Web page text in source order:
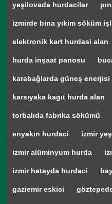
yeşilovada hurdacilar
izmirde bina yıkim söküm
elektronik kart hurdasi alan
hurda inşaat panosu
karabağlarda güneş enerjisi
karsıyaka kagıt hurda alan
torbalıda fabrika sökümü
enyakın hurdaci izmir
izmir alüminyum hurda
izmir hatayda hurdaci
gaziemir eskici